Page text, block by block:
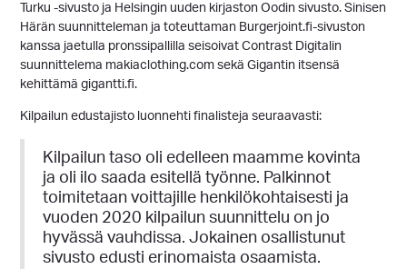
Turku -sivusto ja Helsingin uuden kirjaston Oodin sivusto. Sinisen
Härän suunnitteleman ja toteuttaman Burgerjoint.fi-sivuston
kanssa jaetulla pronssipallilla seisoivat Contrast Digitalin
suunnittelema makiaclothing.com sekä Gigantin itsensä
kehittämä gigantti.fi.
Kilpailun edustajisto luonnehti finalisteja seuraavasti:
Kilpailun taso oli edelleen maamme kovinta
ja oli ilo saada esitellä työnne. Palkinnot
toimitetaan voittajille henkilökohtaisesti ja
vuoden 2020 kilpailun suunnittelu on jo
hyvässä vauhdissa. Jokainen osallistunut
sivusto edusti erinomaista osaamista.